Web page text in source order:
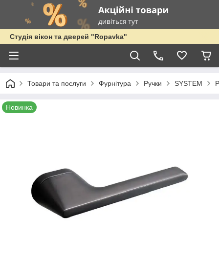
Студія вікон та дверей "Ropavka"
Товари та послуги Фурнітура Ручки SYSTEM
Новинка